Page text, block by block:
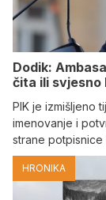
Dodik:
čita ili svjesno
PIK je izmišljeno
imenovanje i
strane
HRONIKA